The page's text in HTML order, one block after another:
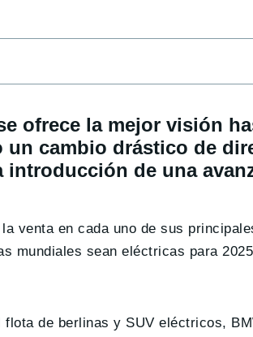
ofrece la mejor visión
cambio drástico de
de una
venta en cada uno de sus
mundiales sean eléctricas para
de berlinas y SUV eléctricos,